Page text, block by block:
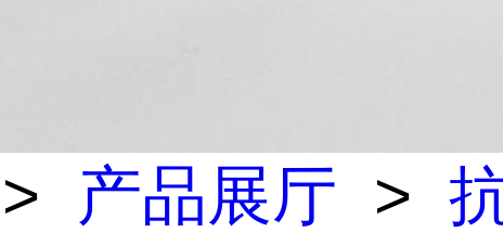
> 产品展厅 >